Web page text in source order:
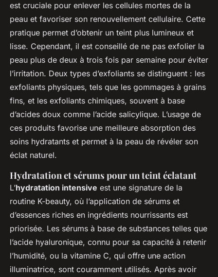
est cruciale pour enlever les cellules mortes de la
peau et favoriser son renouvellement cellulaire. Cette
pratique permet d’obtenir un teint plus lumineux et
lisse. Cependant, il est conseillé de ne pas exfolier la
peau plus de deux à trois fois par semaine pour éviter
l’irritation. Deux types d’exfoliants se distinguent : les
exfoliants physiques, tels que les gommages à grains
fins, et les exfoliants chimiques, souvent à base
d’acides doux comme l’acide salicylique. L’usage de
ces produits favorise une meilleure absorption des
soins hydratants et permet à la peau de révéler son
éclat naturel.
Hydratation et sérums pour un teint éclatant
L’hydratation intensive est une signature de la
routine K-beauty, où l’application de sérums et
d’essences riches en ingrédients nourrissants est
priorisée. Les sérums à base de substances telles que
l’acide hyaluronique, connu pour sa capacité à retenir
l’humidité, ou la vitamine C, qui offre une action
illuminatrice, sont couramment utilisés. Après avoir